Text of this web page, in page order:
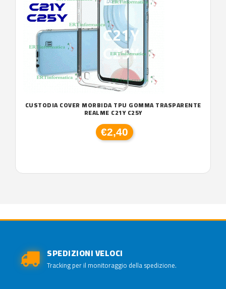
CUSTODIA COVER MORBIDA TPU GOMMA TRASPARENTE
REALME C21Y C25Y
€2,40
SPEDIZIONI VELOCI
Tracking per il monitoraggio della spedizione.